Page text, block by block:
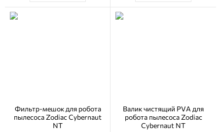
Фильтр-мешок для робота
пылесоса Zodiac Cybernaut
NT
Валик чистящий PVA для
робота пылесоса Zodiac
Cybernaut NT